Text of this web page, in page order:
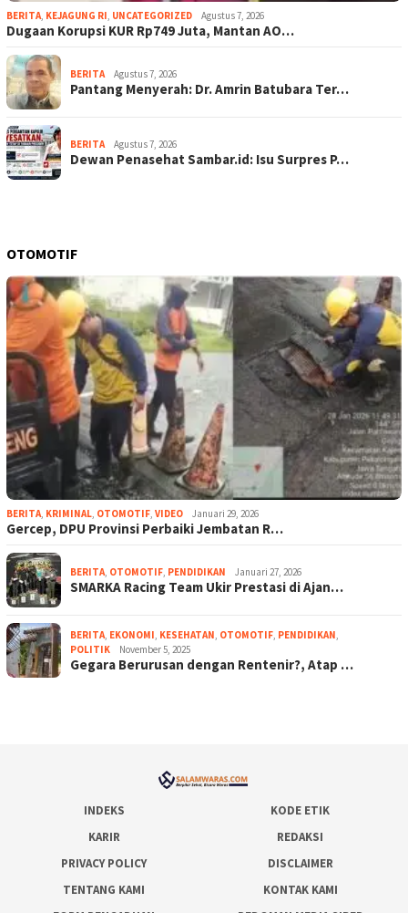
BERITA, KEJAGUNG RI, UNCATEGORIZED Agustus 7, 2026
Dugaan Korupsi KUR Rp749 Juta, Mantan AO…
BERITA Agustus 7, 2026
Pantang Menyerah: Dr. Amrin Batubara Ter…
BERITA Agustus 7, 2026
Dewan Penasehat Sambar.id: Isu Surpres P…
OTOMOTIF
BERITA, KRIMINAL, OTOMOTIF, VIDEO Januari 29, 2026
Gercep, DPU Provinsi Perbaiki Jembatan R…
BERITA, OTOMOTIF, PENDIDIKAN Januari 27, 2026
SMARKA Racing Team Ukir Prestasi di Ajan…
BERITA, EKONOMI, KESEHATAN, OTOMOTIF, PENDIDIKAN,
POLITIK
November 5, 2025
Gegara Berurusan dengan Rentenir?, Atap …
INDEKS
KODE ETIK
KARIR
REDAKSI
PRIVACY POLICY
DISCLAIMER
TENTANG KAMI
KONTAK KAMI